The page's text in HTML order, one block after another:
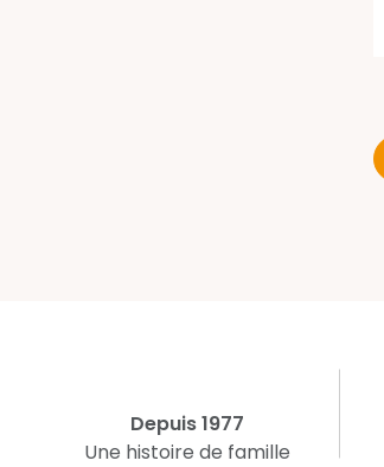
Depuis 1977
Une histoire de famille